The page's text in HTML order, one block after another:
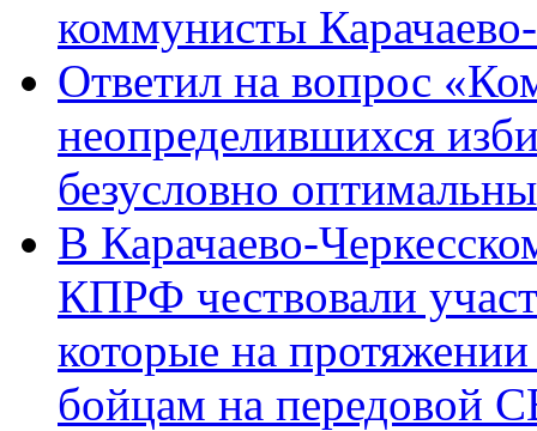
коммунисты
Ответил на вопрос
неопределившихся
безусловно
В Карачаево-
КПРФ чествовали
которые на
бойцам на передовой